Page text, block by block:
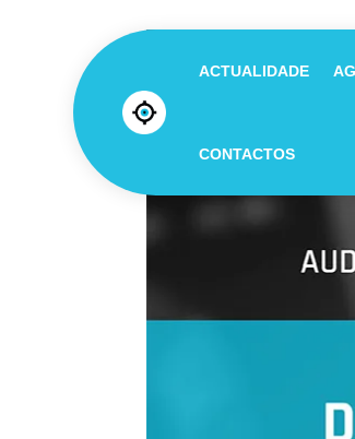
ACTUALIDADE
CONTACTOS